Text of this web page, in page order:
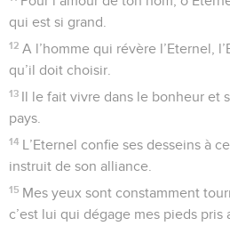
qui est si grand.
12 A l’homme qui révère l’Eternel,
qu’il doit choisir.
13 Il le fait vivre dans le bonheur et
pays.
14 L’Eternel confie ses desseins à
instruit de son alliance.
15 Mes yeux sont constamment
c’est lui qui dégage mes pieds pris